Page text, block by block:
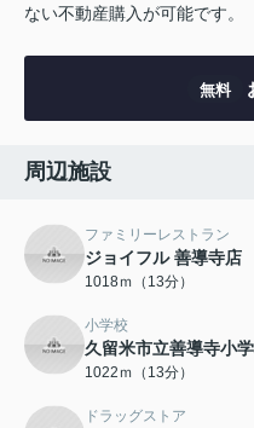
ない不動産購入が可能です。
無料
周辺施設
ファミリーレストラン
ジョイフル 善導寺店
1018ｍ（13分）
小学校
久留米市立善導寺小
1022ｍ（13分）
ドラッグストア